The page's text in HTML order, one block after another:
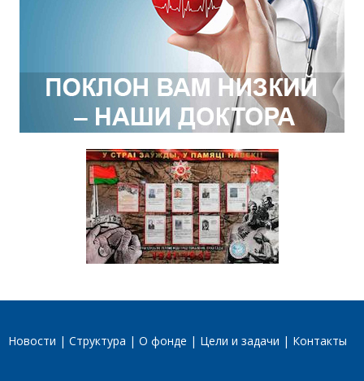
Новости Структура О фонде Цели и задачи Контакты